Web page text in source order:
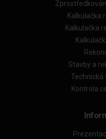
Kalkulačka
Kalkulačka
Stavby a
Technická
Kontrola